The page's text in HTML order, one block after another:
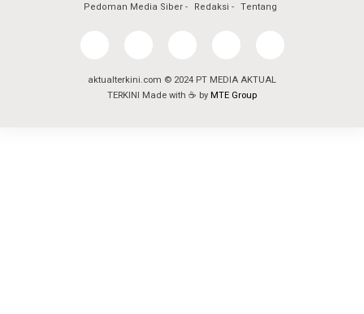
Pedoman Media Siber
Redaksi Tentang
aktualterkini.com © 2024 PT MEDIA AKTUAL
TERKINI Made with ☕ by MTE Group